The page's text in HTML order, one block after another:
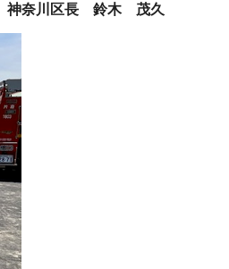
神奈川区長 鈴木 茂久